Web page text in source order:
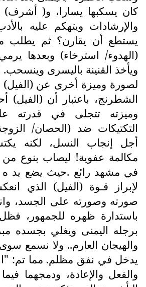
كان يسكبها يسارا، و( أشرف)
والإرشادات ويتهكم عليه
يستطع أن يقارن؟ ثم يطلب
(الهدوء/ استرخاء) وبعدها
ويأخذ القنينة باليسرى وينسحب.
لصورة وميزة أخرى عن (الفيل)
الشطرنج، باعتبار أن (الفيل)
وميزته تتجلى في قدرته
التكتيكات ضد (الحصان/
أجل إنجاب النسل، لكنه
مكالمة عفوية! ليصاب بنوع من
في مشهد رائع .حيث يضع يد ه
لإبراز قـوة (الفيل) الذي
صورته وصورته على الجسد،
باستدارة ظهره للجمهور،
برجله اليمنى ويغلي بجسده
والهيجان العارم.. ولا نسمع سوى
يدخل في نفق مظلم. مما تم:
والفعل والإعادة، ودمجهما